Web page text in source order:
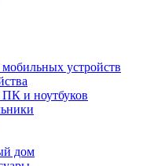
устройств
ПК и ноутбуков
дом